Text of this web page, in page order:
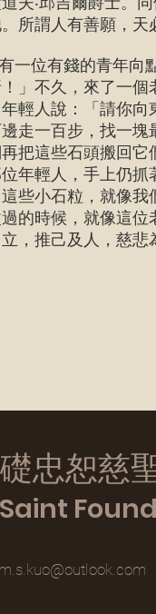
所謂人有善願，天
位有錢的青年向
」不久，來了一
輕人說：「請你
走一百步，找一
再把這些石頭搬回
年輕人，手上仍
些小石粒，就像
的時候，就像這
，推己及人，慈悲
忠恕慈